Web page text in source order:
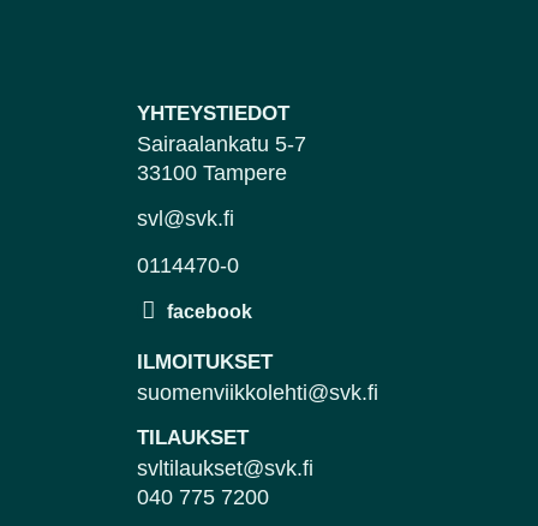
YHTEYSTIEDOT
Sairaalankatu 5-7
33100 Tampere
svl@svk.fi
0114470-0
ILMOITUKSET
suomenviikkolehti@svk.fi
TILAUKSET
svltilaukset@svk.fi
040 775 7200